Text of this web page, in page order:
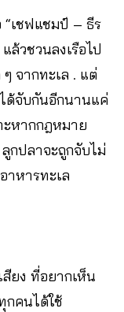
เชฟแชมป์ – ธีร
ล้วชวนลงเรือไป
จากทะเล . แต่
ด้จับกันอีกนานแค่
ะหากกฎหมาย
กปลาจะถูกจับไม่
าหารทะเล
ยง ที่อยากเห็น
กคนได้ใช้